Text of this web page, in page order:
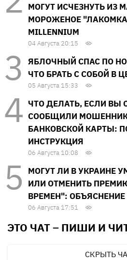
МОГУТ ИСЧЕЗНУТЬ ИЗ
МОРОЖЕНОЕ
MILLENNIUM
04 Августа 20:15
ЯБЛОЧНЫЙ СПАС ПО
ЧТО БРАТЬ С СОБОЙ В
05 Августа 15:33
ЧТО ДЕЛАТЬ, ЕСЛИ ВЫ
СООБЩИЛИ
БАНКОВСКОЙ КАРТЫ:
ИНСТРУКЦИЯ
06 Августа 10:08
МОГУТ ЛИ В УКРАИНЕ
ИЛИ ОТМЕНИТЬ
ВРЕМЕН":
06 Августа 17:51
ЭТО ЧАТ – ПИШИ И
СКРЫТЬ